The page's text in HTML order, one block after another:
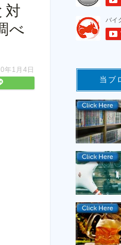
対
べ
年1月4日
当ブ